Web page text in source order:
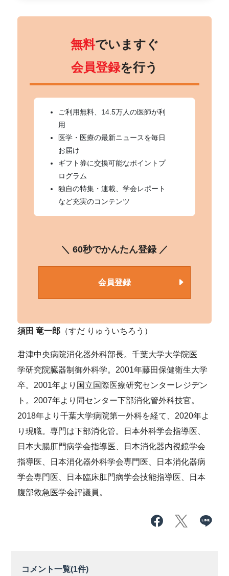
無料でいますぐ
会員登録を行う
ご利用無料、14.5万人の医師が利
用
医学・医療の最新ニュースを毎日
お届け
ギフト券に交換可能なポイントプ
ログラム
独自の特集・連載、学会レポート
など充実のコンテンツ
＼ 60秒でかんたん登録 ／
会員登録
須田 竜一郎 （すだ りゅういちろう）
君津中央病院消化器外科部長。千葉大学大学院医
学研究院臓器制御外科学。2001年藤田保健衛生大学
卒。2001年より国立国際医療研究センターレジデン
ト。2007年より同センター下部消化管外科技官。
2018年より千葉大学病院第一外科を経て、2020年よ
り現職。専門は下部消化管。日本外科学会指導医、
日本大腸肛門病学会指導医、日本消化器内視鏡学会
指導医、日本消化器外科学会専門医、日本消化器病
学会専門医、日本臨床肛門病学会技能指導医、日本
腹部救急医学会評議員。
コメント一覧(1件)